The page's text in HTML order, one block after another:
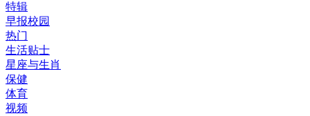
特辑
早报校园
热门
生活贴士
星座与生肖
保健
体育
视频